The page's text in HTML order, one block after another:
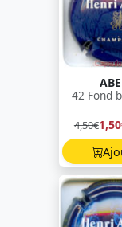
42 Fond
4,50€